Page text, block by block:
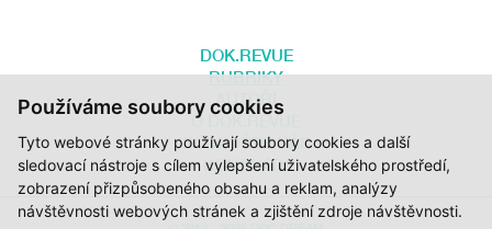
Používáme soubory cookies
Tyto webové stránky používají soubory cookies a další
sledovací nástroje s cílem vylepšení uživatelského prostředí,
zobrazení přizpůsobeného obsahu a reklam, analýzy
návštěvnosti webových stránek a zjištění zdroje návštěvnosti.
DOK.REVUE
RUBRIKY
AUTOŘI
O DOK.REVUE
PODPOŘTE NÁS
KONTAKTY